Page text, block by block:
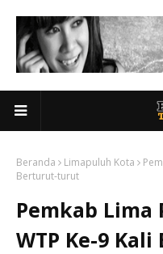
Beranda Limapuluh Kota
Berturut-turut
Pemkab Lima
WTP Ke-9